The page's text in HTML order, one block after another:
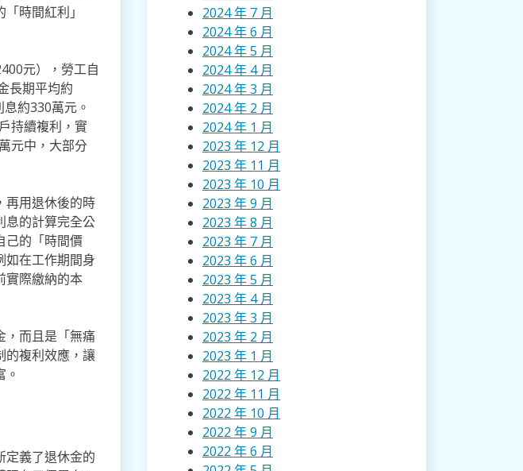
時間紅利」
元），勞工自
長期平均約
約330萬元。
持續複利，實
元中，大部分
用退休後的時
息的計算完全公
己的「時間價
如在工作期間身
實際繳納的本
，而且是「無痛
的複利效應，讓
定義了退休金的
2024 年 7 月
2024 年 6 月
2024 年 5 月
2024 年 4 月
2024 年 3 月
2024 年 2 月
2024 年 1 月
2023 年 12 月
2023 年 11 月
2023 年 10 月
2023 年 9 月
2023 年 8 月
2023 年 7 月
2023 年 6 月
2023 年 5 月
2023 年 4 月
2023 年 3 月
2023 年 2 月
2023 年 1 月
2022 年 12 月
2022 年 11 月
2022 年 10 月
2022 年 9 月
2022 年 6 月